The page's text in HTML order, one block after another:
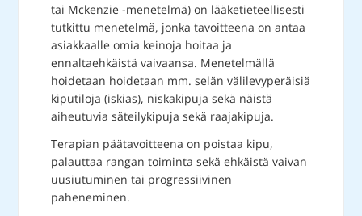
tai Mckenzie -menetelmä) on lääketieteellisesti
tutkittu menetelmä, jonka tavoitteena on antaa
asiakkaalle omia keinoja hoitaa ja
ennaltaehkäistä vaivaansa. Menetelmällä
hoidetaan hoidetaan mm. selän välilevyperäisiä
kiputiloja (iskias), niskakipuja sekä näistä
aiheutuvia säteilykipuja sekä raajakipuja.
Terapian päätavoitteena on poistaa kipu,
palauttaa rangan toiminta sekä ehkäistä vaivan
uusiutuminen tai progressiivinen
paheneminen.